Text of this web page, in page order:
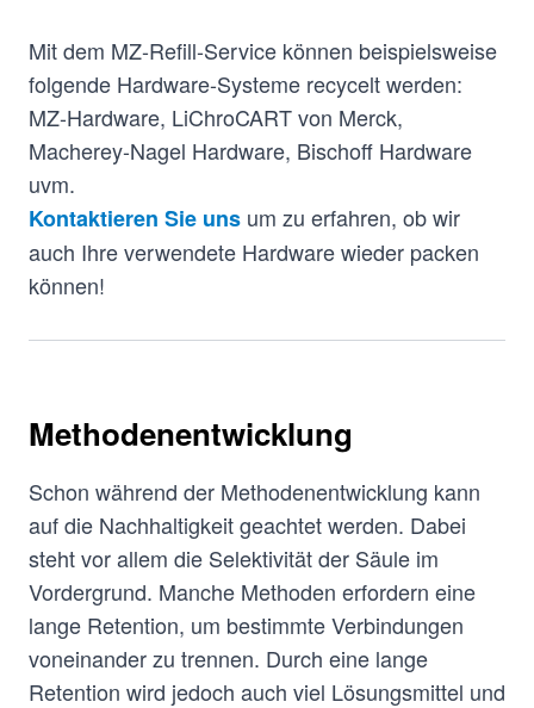
Mit dem MZ-Refill-Service können beispielsweise
folgende Hardware-Systeme recycelt werden:
MZ-Hardware, LiChroCART von Merck,
Macherey-Nagel Hardware, Bischoff Hardware
uvm.
Kontaktieren Sie uns um zu erfahren, ob wir
auch Ihre verwendete Hardware wieder packen
können!
Methodenentwicklung
Schon während der Methodenentwicklung kann
auf die Nachhaltigkeit geachtet werden. Dabei
steht vor allem die Selektivität der Säule im
Vordergrund. Manche Methoden erfordern eine
lange Retention, um bestimmte Verbindungen
voneinander zu trennen. Durch eine lange
Retention wird jedoch auch viel Lösungsmittel und